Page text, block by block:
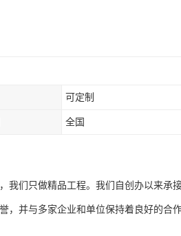
可定制
全国
我们只做精品工程。我们自创办以来承
，并与多家企业和单位保持着良好的合